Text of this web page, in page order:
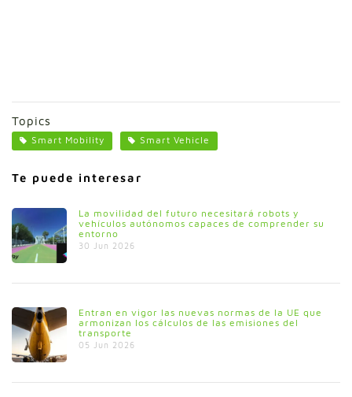
Topics
Smart Mobility Smart Vehicle
Te puede interesar
La movilidad del futuro necesitará robots y
vehículos autónomos capaces de comprender su
entorno
30 Jun 2026
Entran en vigor las nuevas normas de la UE que
armonizan los cálculos de las emisiones del
transporte
05 Jun 2026